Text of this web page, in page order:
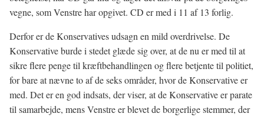
vegne, som Venstre har opgivet. CD er med i 11 af 13 forlig.
Derfor er de Konservatives udsagn en mild overdrivelse. De
Konservative burde i stedet glæde sig over, at de nu er med til at
sikre flere penge til kræftbehandlingen og flere betjente til politiet,
for bare at nævne to af de seks områder, hvor de Konservative er
med. Det er en god indsats, der viser, at de Konservative er parate
til samarbejde, mens Venstre er blevet de borgerlige stemmer, der